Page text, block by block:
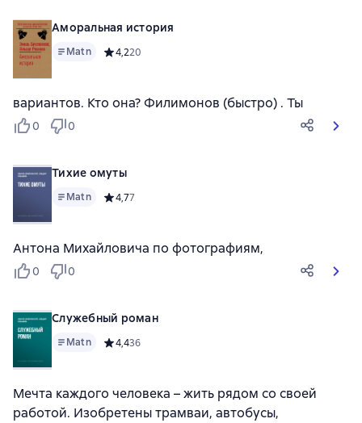
Аморальная история
Matn Средний рейтинг 4,2 на основе 20 оценок
4,220
вариантов. Кто она? Филимонов (быстро) . Ты
0 0
Тихие омуты
Matn Средний рейтинг 4,7 на основе 7 оценок
4,77
Антона Михайловича по фотографиям,
0 0
Служебный роман
Matn Средний рейтинг 4,4 на основе 36 оценок
4,436
Мечта каждого человека – жить рядом со своей
работой. Изобретены трамваи, автобусы,